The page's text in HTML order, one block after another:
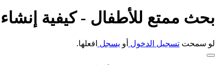
بحث ممتع للأطفال - كيفية
لو سمحت تسجيل الدخول أو يسجل افعلها.